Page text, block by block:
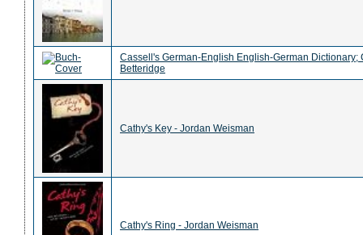
Cassell's German-English English-German
Betteridge
Cathy's Key - Jordan Weisman
Cathy's Ring - Jordan Weisman